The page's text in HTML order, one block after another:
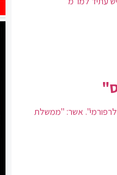
לרפורמי". אשר: "ממשלת